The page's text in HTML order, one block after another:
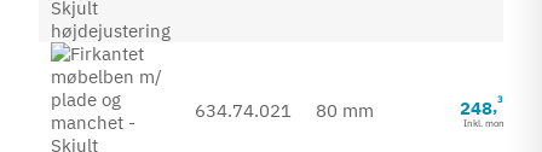
634.74.021 80 mm 248,35
Inkl. moms